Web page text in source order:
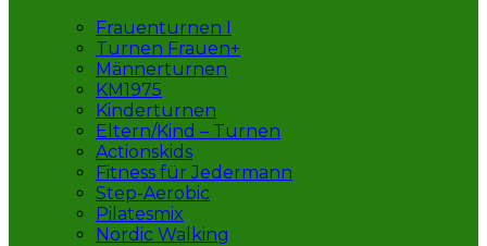
Frauenturnen I
Turnen Frauen+
Männerturnen
KM1975
Kinderturnen
Eltern/Kind – Turnen
Actionskids
Fitness für Jedermann
Step-Aerobic
Pilatesmix
Nordic Walking